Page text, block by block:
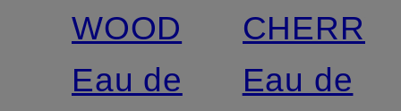
WOOD
Eau de
CHERRY
Eau de